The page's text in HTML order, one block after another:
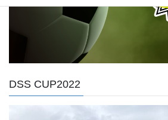
DSS CUP2022